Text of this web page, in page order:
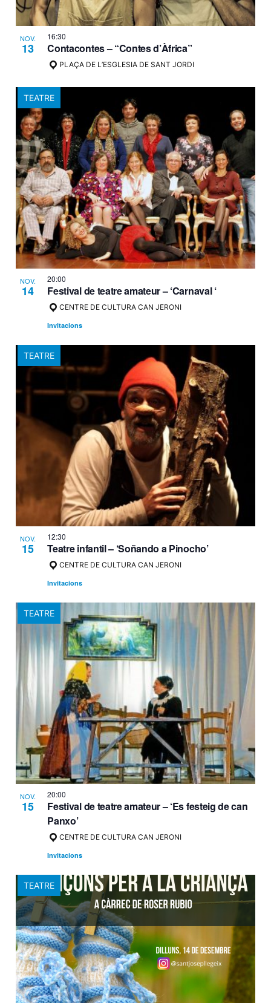
NOV.
13
16:30
Contacontes – “Contes d’Àfrica”
PLAÇA DE L’ESGLESIA DE SANT JORDI
TEATRE
NOV.
14
20:00
Festival de teatre amateur – ‘Carnaval ‘
CENTRE DE CULTURA CAN JERONI
Invitacions
TEATRE
NOV.
15
12:30
Teatre infantil – ‘Soñando a Pinocho’
CENTRE DE CULTURA CAN JERONI
Invitacions
TEATRE
NOV.
15
20:00
Festival de teatre amateur – ‘Es festeig de can
Panxo’
CENTRE DE CULTURA CAN JERONI
Invitacions
TEATRE